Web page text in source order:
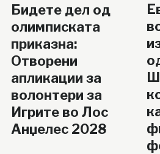
Бидете дел од
олимписката
приказна:
Отворени
апликации за
волонтери за
Игрите во Лос
Анџелес 2028